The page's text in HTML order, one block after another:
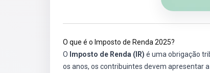
O que é o Imposto de Renda 2025?
O Imposto de Renda (IR) é uma obrigação
os anos, os contribuintes devem apresentar